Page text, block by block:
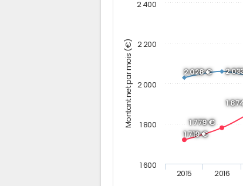
Montant net par mois (€)
1 719 €
1 779 €
1
2 028 € 2
2015 2016
1 600
1 800
2 000
2 200
2 400